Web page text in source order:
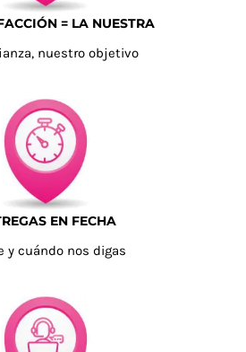
= LA NUESTRA
nuestro objetivo
EN FECHA
y cuándo nos digas